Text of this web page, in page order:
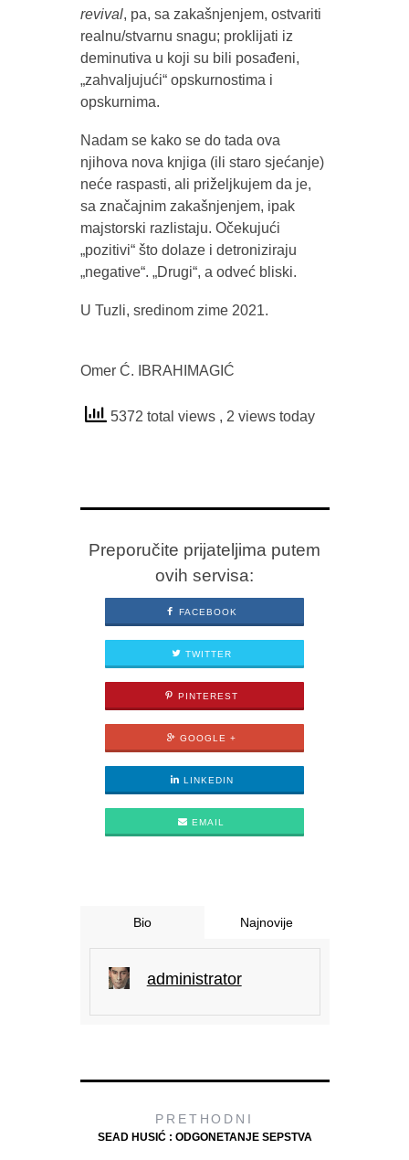
revival, pa, sa zakašnjenjem, ostvariti
realnu/stvarnu snagu; proklijati iz
deminutiva u koji su bili posađeni,
„zahvaljujući“ opskurnostima i
opskurnima.
Nadam se kako se do tada ova
njihova nova knjiga (ili staro sjećanje)
neće raspasti, ali priželjkujem da je,
sa značajnim zakašnjenjem, ipak
majstorski razlistaju. Očekujući
„pozitivi“ što dolaze i detroniziraju
„negative“. „Drugi“, a odveć bliski.
U Tuzli, sredinom zime 2021.
Omer Ć. IBRAHIMAGIĆ
5372 total views , 2 views today
Preporučite prijateljima putem
ovih servisa:
FACEBOOK
TWITTER
PINTEREST
GOOGLE +
LINKEDIN
EMAIL
Bio Najnovije
administrator
PRETHODNI
SEAD HUSIĆ : ODGONETANJE SEPSTVA